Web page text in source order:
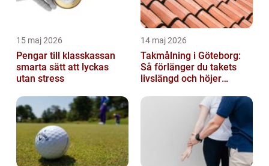
15 maj 2026
Pengar till klasskassan
smarta sätt att lyckas
utan stress
14 maj 2026
Takmålning i Göteborg:
Så förlänger du takets
livslängd och höjer